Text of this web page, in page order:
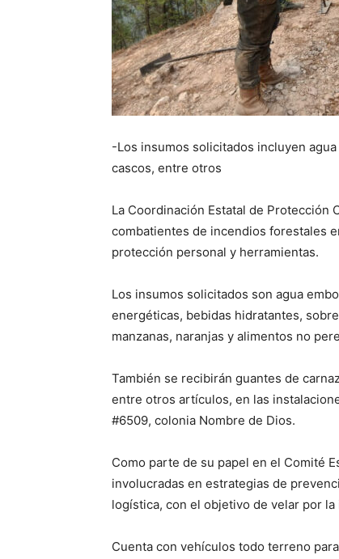
-Los insumos solicitados incluyen
cascos, entre otros
La Coordinación Estatal de Protección
combatientes de incendios forestales
protección personal y herramientas.
Los insumos solicitados son agua
energéticas, bebidas hidratantes,
manzanas, naranjas y alimentos no
También se recibirán guantes de
entre otros artículos, en las
#6509, colonia Nombre de Dios.
Como parte de su papel en el Comité
involucradas en estrategias de
logística, con el objetivo de velar por
Cuenta con vehículos todo terreno